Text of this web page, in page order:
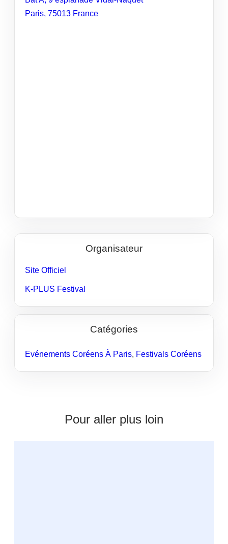
Paris, 75013 France
Organisateur
Site Officiel
K-PLUS Festival
Catégories
Evénements Coréens À Paris, Festivals Coréens
Pour aller plus loin